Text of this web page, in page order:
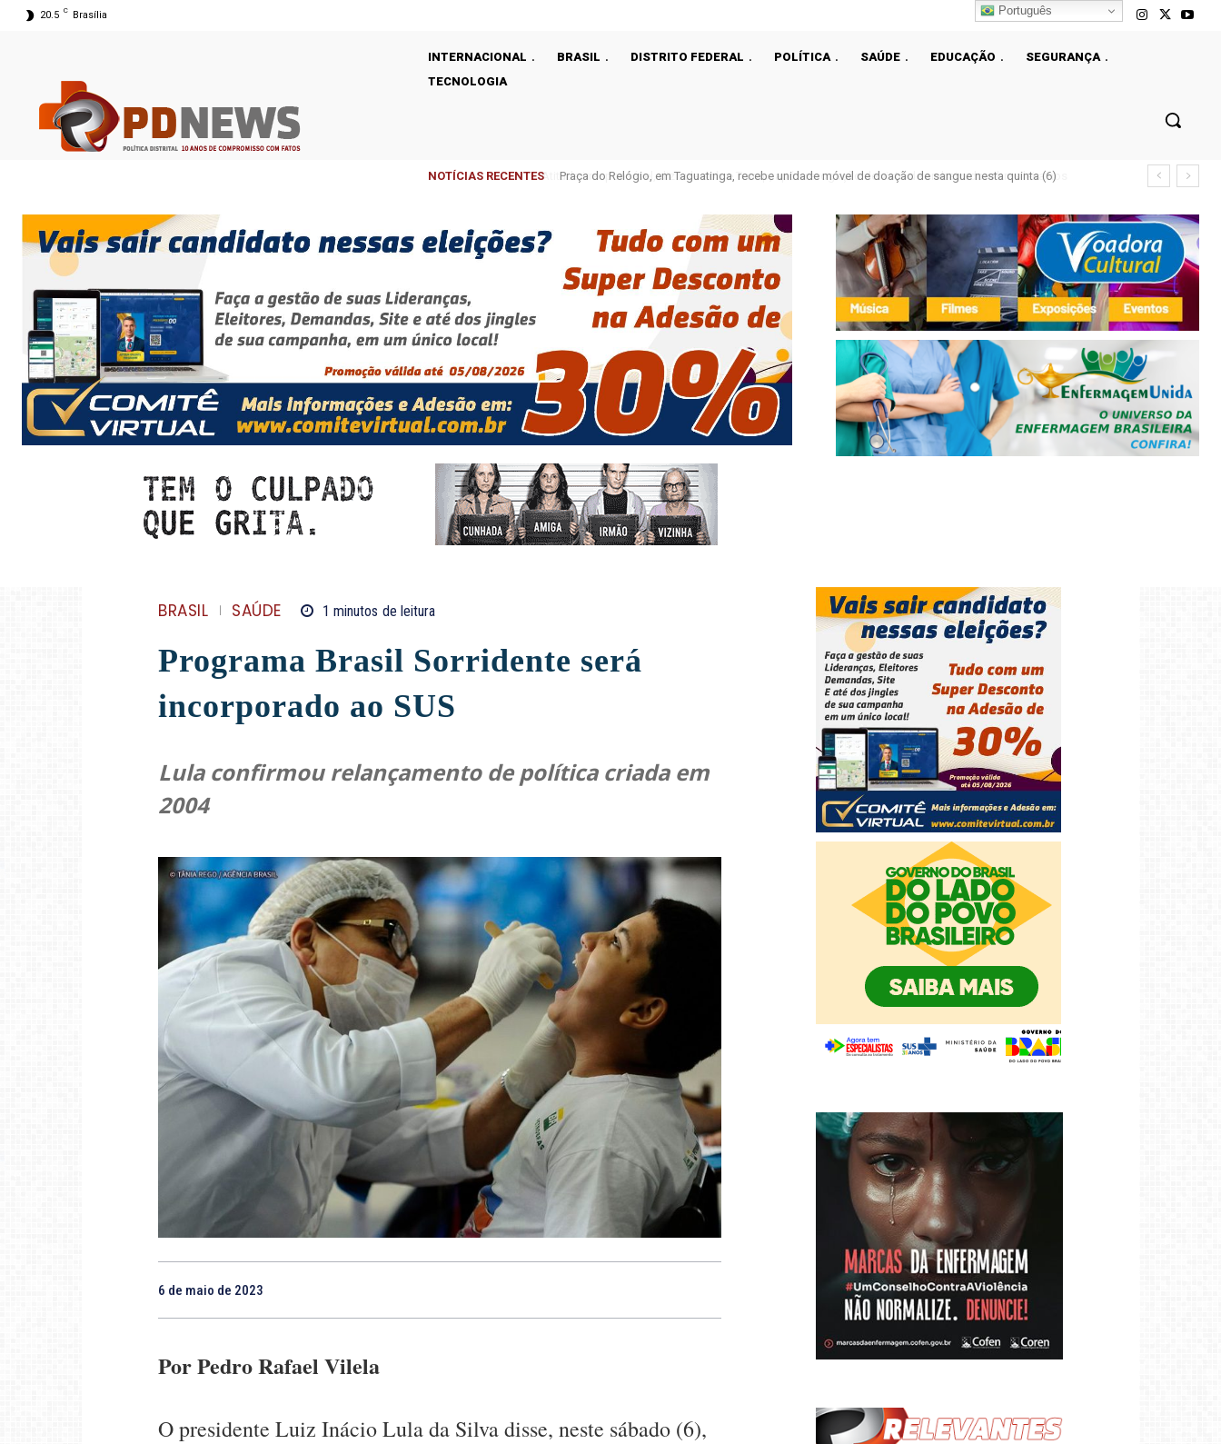
20.5 C Brasília
INTERNACIONAL BRASIL DISTRITO FEDERAL POLÍTICA SAÚDE EDUCAÇÃO
SEGURANÇA
TECNOLOGIA
NOTÍCIAS RECENTES Praça do Relógio, em Taguatinga, recebe unidade móvel de doação de sangue nesta quinta (6)
BRASIL SAÚDE 1 minutos de leitura
Programa Brasil Sorridente será
incorporado ao SUS
Lula confirmou relançamento de política criada em
2004
6 de maio de 2023
Por Pedro Rafael Vilela
O presidente Luiz Inácio Lula da Silva disse, neste sábado (6),
Português